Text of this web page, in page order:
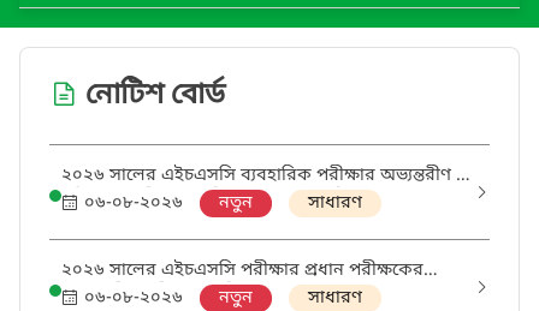
নোটিশ বোর্ড
২০২৬ সালের এইচএসসি ব্যবহারিক পরীক্ষার অভ্যন্তরীণ ও
বহিরাগত পরীক্ষক তালিকা (সর্বশেষ তালিকা দেখে
ব্যবহারিক পরীক্ষা গ্রহণ করতে হবে)
০৬-০৮-২০২৬ নতুন সাধারণ
২০২৬ সালের এইচএসসি পরীক্ষার প্রধান পরীক্ষকের
আওতাধীন পরীক্ষক তালিকা
০৬-০৮-২০২৬ নতুন সাধারণ